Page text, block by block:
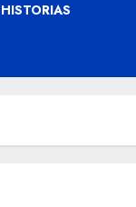
HISTORIAS